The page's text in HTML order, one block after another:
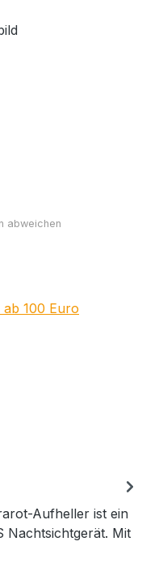
100 Euro
Aufheller ist ein
Nachtsichtgerät. Mit